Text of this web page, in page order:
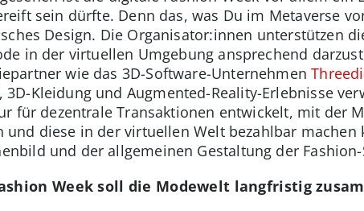
sein dürfte. Denn das, was Du im Metaverse
Design. Die Organisator:innen unterstützen
in der virtuellen Umgebung ansprechend
wie das 3D-Software-Unternehmen
3D-Kleidung und Augmented-Reality-Erlebnisse
für dezentrale Transaktionen entwickelt, mit der
und diese in der virtuellen Welt bezahlbar machen
und der allgemeinen Gestaltung der Fashion-
Week soll die Modewelt langfristig